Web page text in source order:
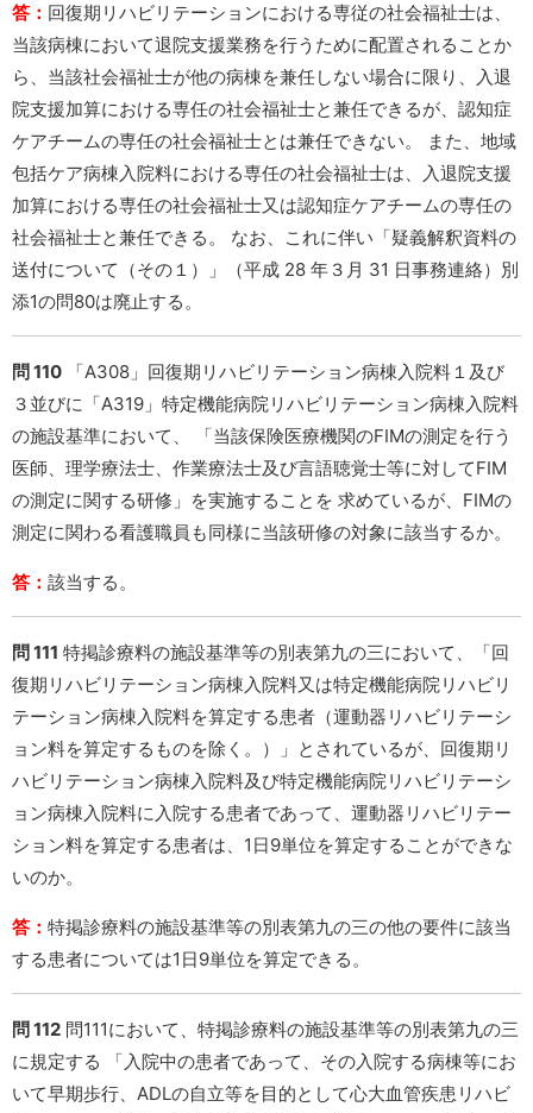
答： 回復期リハビリテーションにおける専従の社会福祉士は、
当該病棟において退院支援業務を行うために配置されることか
ら、当該社会福祉士が他の病棟を兼任しない場合に限り、入退
院支援加算における専任の社会福祉士と兼任できるが、認知症
ケアチームの専任の社会福祉士とは兼任できない。 また、地域
包括ケア病棟入院料における専任の社会福祉士は、入退院支援
加算における専任の社会福祉士又は認知症ケアチームの専任の
社会福祉士と兼任できる。 なお、これに伴い「疑義解釈資料の
送付について（その１）」（平成 28 年３月 31 日事務連絡）別
添1の問80は廃止する。
問 110 「A308」回復期リハビリテーション病棟入院料１及び
３並びに「A319」特定機能病院リハビリテーション病棟入院料
の施設基準において、 「当該保険医療機関のFIMの測定を行う
医師、理学療法士、作業療法士及び言語聴覚士等に対してFIM
の測定に関する研修」を実施することを 求めているが、FIMの
測定に関わる看護職員も同様に当該研修の対象に該当するか。
答： 該当する。
問 111 特掲診療料の施設基準等の別表第九の三において、「回
復期リハビリテーション病棟入院料又は特定機能病院リハビリ
テーション病棟入院料を算定する患者（運動器リハビリテーシ
ョン料を算定するものを除く。）」とされているが、回復期リ
ハビリテーション病棟入院料及び特定機能病院リハビリテーシ
ョン病棟入院料に入院する患者であって、運動器リハビリテー
ション料を算定する患者は、1日9単位を算定することができな
いのか。
答： 特掲診療料の施設基準等の別表第九の三の他の要件に該当
する患者については1日9単位を算定できる。
問 112 問111において、特掲診療料の施設基準等の別表第九の三
に規定する 「入院中の患者であって、その入院する病棟等にお
いて早期歩行、ADLの自立等を目的として心大血管疾患リハビ